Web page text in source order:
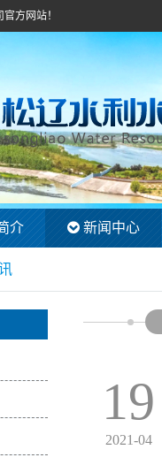
方网站！
介 新闻中心
19
2021-04